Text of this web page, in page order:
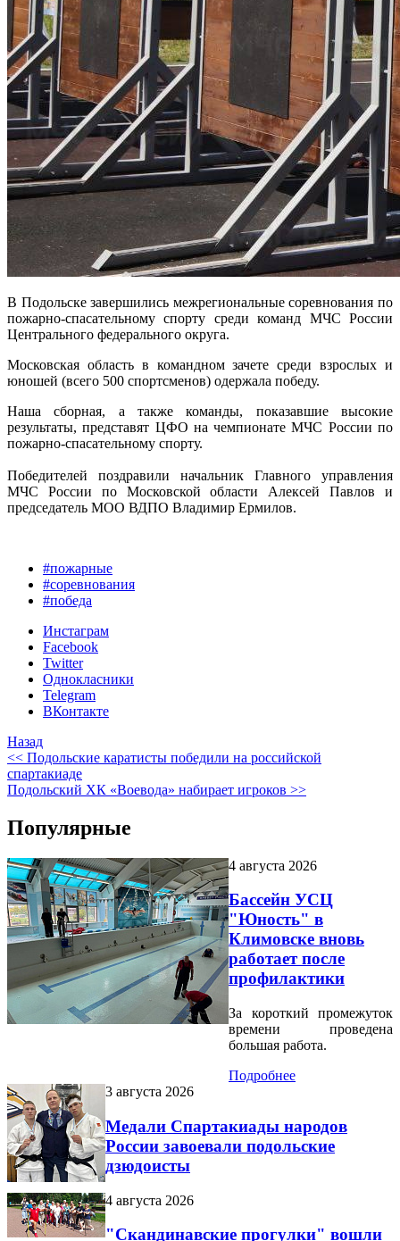
В Подольске завершились межрегиональные соревнования по
пожарно-спасательному спорту среди команд МЧС России
Центрального федерального округа.
Московская область в командном зачете среди взрослых и
юношей (всего 500 спортсменов) одержала победу.
Наша сборная, а также команды, показавшие высокие
результаты, представят ЦФО на чемпионате МЧС России по
пожарно-спасательному спорту.
Победителей поздравили начальник Главного управления
МЧС России по Московской области Алексей Павлов и
председатель МОО ВДПО Владимир Ермилов.
#пожарные
#соревнования
#победа
Инстаграм
Facebook
Twitter
Однокласники
Telegram
ВКонтакте
Назад
<< Подольские каратисты победили на российской
спартакиаде
Подольский ХК «Воевода» набирает игроков >>
Популярные
4 августа 2026
Бассейн УСЦ
"Юность" в
Климовске вновь
работает после
профилактики
За короткий промежуток
времени проведена
большая работа.
Подробнее
3 августа 2026
Медали Спартакиады народов
России завоевали подольские
дзюдоисты
4 августа 2026
"Скандинавские прогулки" вошли